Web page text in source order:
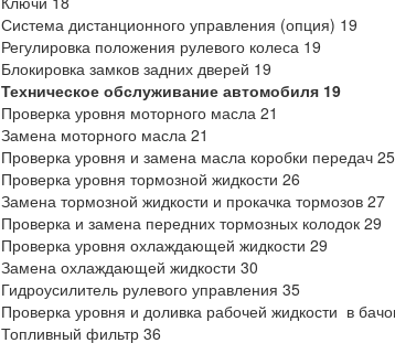
Система дистанционного управления (опция) 19
Регулировка положения рулевого колеса 19
Блокировка замков задних дверей 19
Техническое обслуживание автомобиля 19
Проверка уровня моторного масла 21
Замена моторного масла 21
Проверка уровня и замена масла коробки передач 25
Проверка уровня тормозной жидкости 26
Замена тормозной жидкости и прокачка тормозов 27
Проверка и замена передних тормозных колодок 29
Проверка уровня охлаждающей жидкости 29
Замена охлаждающей жидкости 30
Гидроусилитель рулевого управления 35
Проверка уровня и доливка рабочей жидкости в
Топливный фильтр 36